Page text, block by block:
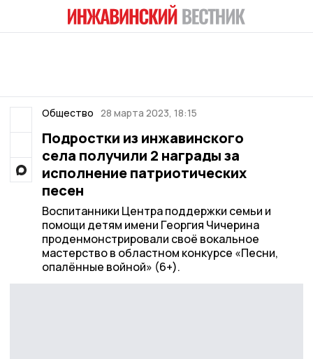
Общество 28 марта 2023, 18:15
Подростки из инжавинского
села получили 2 награды за
исполнение патриотических
песен
Воспитанники Центра поддержки семьи и
помощи детям имени Георгия Чичерина
проденмонстрировали своё вокальное
мастерство в областном конкурсе «Песни,
опалённые войной» (6+).